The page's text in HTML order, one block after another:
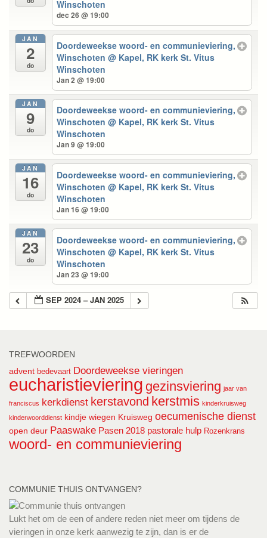
Winschoten
dec 26 @ 19:00
JAN
2
do
Doordeweekse woord- en communieviering,
Winschoten@ Kapel, RK kerk St. Vitus
Winschoten
Jan 2 @ 19:00
JAN
9
do
Doordeweekse woord- en communieviering,
Winschoten@ Kapel, RK kerk St. Vitus
Winschoten
Jan 9 @ 19:00
JAN
16
do
Doordeweekse woord- en communieviering,
Winschoten@ Kapel, RK kerk St. Vitus
Winschoten
Jan 16 @ 19:00
JAN
23
do
Doordeweekse woord- en communieviering,
Winschoten@ Kapel, RK kerk St. Vitus
Winschoten
Jan 23 @ 19:00
SEP 2024 – JAN 2025
TREFWOORDEN
advent bedevaart Doordeweekse vieringen
eucharistieviering gezinsviering jaar van
franciscus kerkdienst kerstavond kerstmis kinderkruisweg
kinderwoorddienst kindje wiegen Kruisweg oecumenische dienst
open deur Paaswake Pasen 2018 pastorale hulp Rozenkrans
woord- en communieviering
COMMUNIE THUIS ONTVANGEN?
Lukt het om de een of andere reden niet meer om tijdens de
vieringen in onze kerk aanwezig te zijn, dan is er de